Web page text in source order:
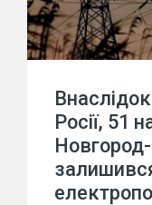
Внаслідок
Росії, 51
Новгород-